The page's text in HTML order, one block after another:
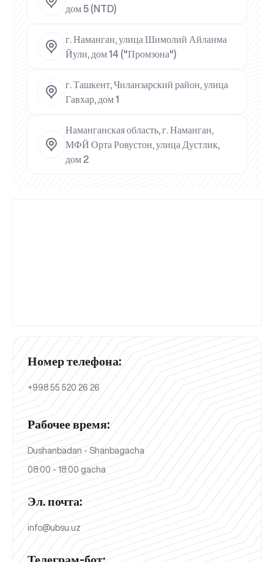
дом 5 (NTD)
г. Наманган, улица Шимолий Айланма
Йули, дом 14 ("Промзона")
г. Ташкент, Чиланзарский район, улица
Гавхар, дом 1
Наманганская область, г. Наманган,
МФЙ Орта Ровустон, улица Дустлик,
дом 2
Номер телефона:
+998 55 520 26 26
Рабочее время:
Dushanbadan - Shanbagacha
08:00 - 18:00 gacha
Эл. почта:
info@ubsu.uz
Телеграм-бот: